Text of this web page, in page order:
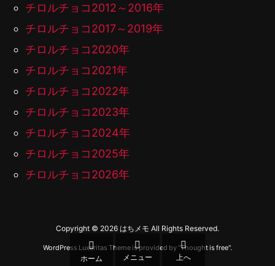
チロルチョコ2012～2016年
チロルチョコ2017～2019年
チロルチョコ2020年
チロルチョコ2021年
チロルチョコ2022年
チロルチョコ2023年
チロルチョコ2024年
チロルチョコ2025年
チロルチョコ2026年
Copyright © 2026 はちメモ All Rights Reserved.
WordPress Luxeritas Theme is provided by "Thought is free".

ホーム

メニュー

上へ